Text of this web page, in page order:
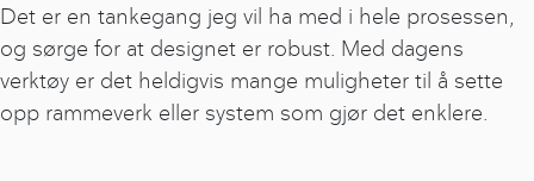
Det er en tankegang jeg vil ha med i hele prosessen,
og sørge for at designet er robust. Med dagens
verktøy er det heldigvis mange muligheter til å sette
opp rammeverk eller system som gjør det enklere.